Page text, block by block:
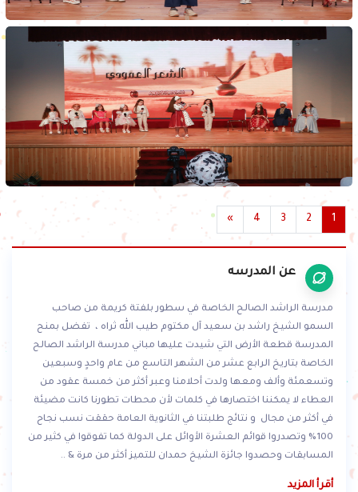
1
2
3
4
»
عن المدرسه
مدرسة الراشد الصالح الخاصة في سطور بلفتة كريمة من صاحب
السمو الشيخ راشد بن سعيد آل مكتوم طيب الله ثراه ، تفضل بمنح
المدرسة قطعة الأرض التي شيدت عليها مباني مدرسة الراشد الصالح
الخاصة بتاريخ الرابع عشر من الشهر التاسع من عام واحدٍ وسبعين
وتسعمئة وألف ومعها ولدت أحلامنا وعبر أكثر من خمسة عقود من
العطاء لا يمكننا اختصارها في كلمات لأن محطات تطورنا كانت مضيئة
في أكثر من مجال و نتائج طلبتنا في الثانوية العامة حققت نسب نجاح
100% وتصدروا قوائم العشرة الأوائل على الدولة كما تفوقوا في كثير من
المسابقات وحصدوا جائزة الشيخ حمدان للتميز أكثر من مرة & ..
أقرأ المزيد